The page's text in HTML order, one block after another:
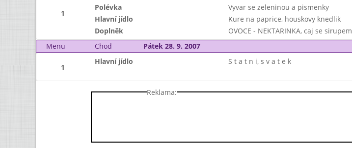
1
Polévka
Vyvar se zeleninou a pismenky
Hlavní jídlo
Kure na paprice, houskovy knedlik
Doplněk
OVOCE - NEKTARINKA, caj se sirupem
Menu
Chod Pátek 28. 9. 2007
1
Hlavní jídlo S t a t n i, s v a t e k
Reklama: